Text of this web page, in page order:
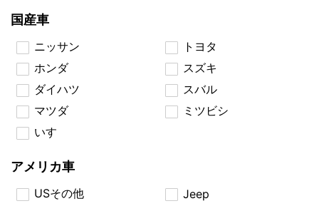
国産車
ニッサン
トヨタ
ホンダ
スズキ
ダイハツ
スバル
マツダ
ミツビシ
いすゞ
アメリカ車
USその他
Jeep